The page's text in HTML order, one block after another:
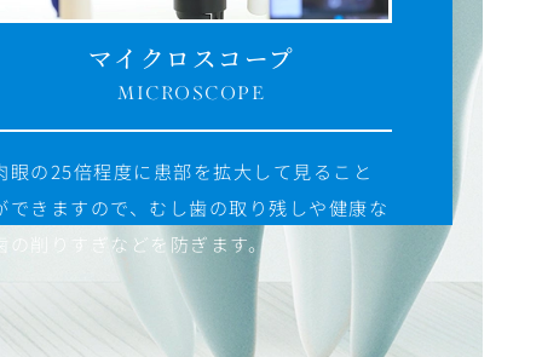
マイクロスコープ
MICROSCOPE
眼の25倍程度に患部を拡大して見ること
できますので、むし歯の取り残しや健康な
の削りすぎなどを防ぎます。